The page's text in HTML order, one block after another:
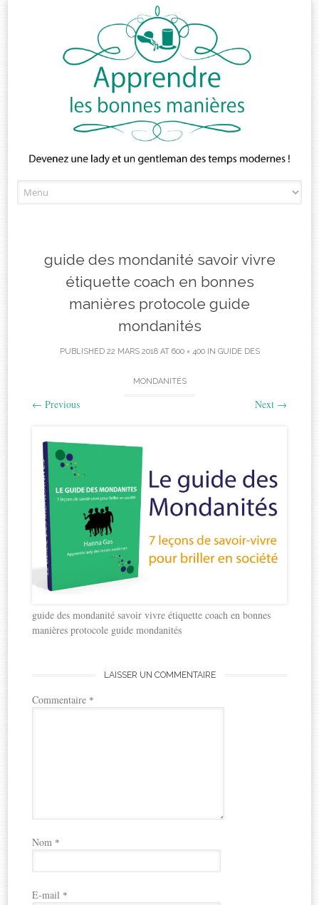
to
guide des mondanité savoir vivre
étiquette coach en bonnes
manières protocole guide
mondanités
PUBLISHED 22 MARS 2018AT 600 × 400IN GUIDE DES
MONDANITÉS
← Previous Next →
guide des mondanité savoir vivre étiquette coach en bonnes
manières protocole guide mondanités
LAISSER UN COMMENTAIRE
Commentaire *
Nom *
E-mail *